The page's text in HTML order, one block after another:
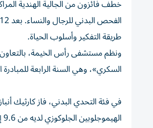
طريقة التفكير وأسلوب الحياة.
السكري»، وهي السنة الرابعة للمبادرة الصحية،